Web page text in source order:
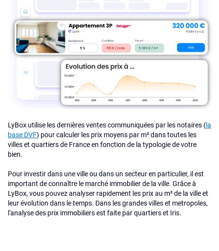
LyBox utilise les dernières ventes communiquées par les notaires (la
base DVF) pour calculer les prix moyens par m² dans toutes les
villes et quartiers de France en fonction de la typologie de votre
bien.
Pour investir dans une ville ou dans un secteur en particulier, il est
important de connaître le marché immobilier de la ville. Grâce à
LyBox, vous pouvez analyser rapidement les prix au m² de la ville et
leur évolution dans le temps. Dans les grandes villes et metropoles,
l'analyse des prix immobiliers est faite par quartiers et Iris.